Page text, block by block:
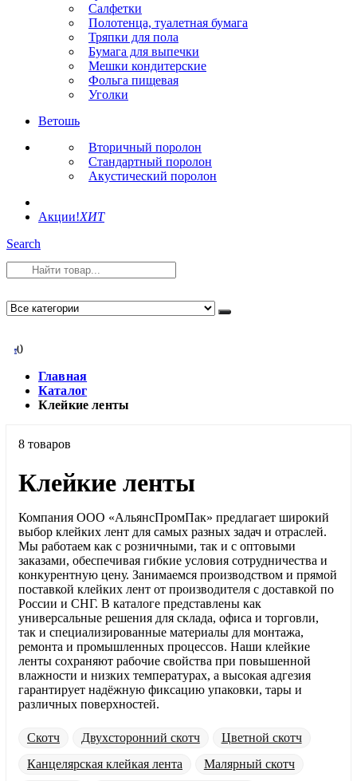
Салфетки
Полотенца, туалетная бумага
Тряпки для пола
Бумага для выпечки
Мешки кондитерские
Фольга пищевая
Уголки
Ветошь
Вторичный поролон
Стандартный поролон
Акустический поролон
Акции!ХИТ
Search
00
Главная
Каталог
Клейкие ленты
8 товаров
Клейкие ленты
Компания ООО «АльянсПромПак» предлагает широкий
выбор клейких лент для самых разных задач и отраслей.
Мы работаем как с розничными, так и с оптовыми
заказами, обеспечивая гибкие условия сотрудничества и
конкурентную цену. Занимаемся производством и прямой
поставкой клейких лент от производителя с доставкой по
России и СНГ. В каталоге представлены как
универсальные решения для склада, офиса и торговли,
так и специализированные материалы для монтажа,
ремонта и промышленных процессов. Наши клейкие
ленты сохраняют рабочие свойства при повышенной
влажности и низких температурах, а высокая адгезия
гарантирует надёжную фиксацию упаковки, тары и
различных поверхностей.
Скотч Двухсторонний скотч
Цветной скотч
Канцелярская клейкая лента
Малярный скотч